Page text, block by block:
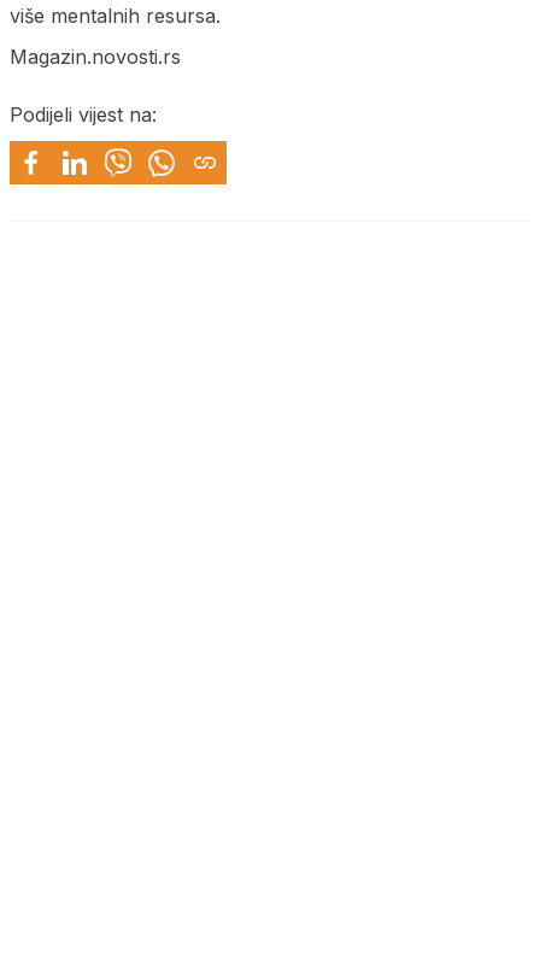
više mentalnih resursa.
Magazin.novosti.rs
Podijeli vijest na: